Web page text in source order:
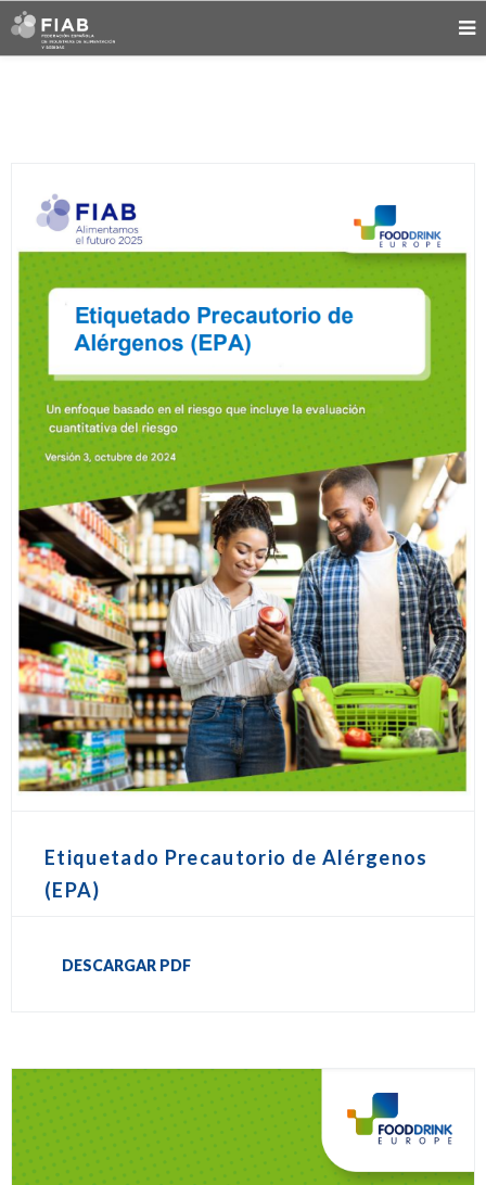
Etiquetado Precautorio de Alérgenos
(EPA)
DESCARGAR PDF